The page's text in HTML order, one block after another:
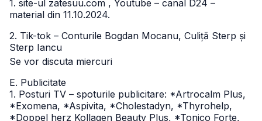
1. site-ul zatesuu.com , Youtube – canal D24 –
material din 11.10.2024.
2. Tik-tok – Conturile Bogdan Mocanu, Culiță Sterp și
Sterp Iancu
Se vor discuta miercuri
E. Publicitate
1. Posturi TV – spoturile publicitare: *Artrocalm Plus,
*Exomena, *Aspivita, *Cholestadyn, *Thyrohelp,
*Doppel herz Kollagen Beauty Plus, *Tonico Forte,